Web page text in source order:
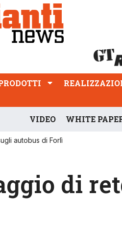
REALIZZAZIONI
VIDEO WHITE
autobus di Forlì
di